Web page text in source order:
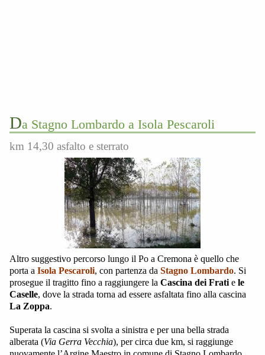
Da Stagno Lombardo a Isola Pescaroli
km 14,30 asfalto e sterrato
Altro suggestivo percorso lungo il Po a Cremona è quello che
porta a Isola Pescaroli, con partenza da Stagno Lombardo. Si
prosegue il tragitto fino a raggiungere la Cascina dei Fratie le
Caselle, dove la strada torna ad essere asfaltata fino alla cascina
La Zoppa.
Superata la cascina si svolta a sinistra e per una bella strada
alberata (Via Gerra Vecchia), per circa due km, si raggiunge